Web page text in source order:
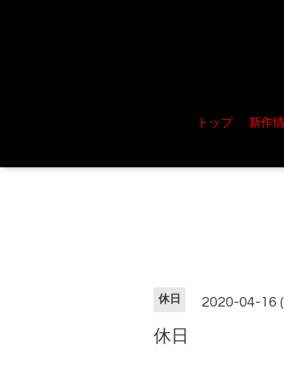
トップ 新作
休日 2020-04-16
休日